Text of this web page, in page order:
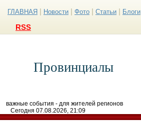
ГЛАВНАЯ Новости Фото Статьи Блоги
RSS
Провинциалы
важные события - для жителей регионов
Сегодня 07.08.2026, 21:09